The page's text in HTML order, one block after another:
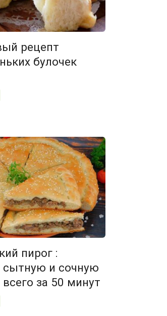
рецепт
булочек
пирог :
сытную и сочную
за 50 минут